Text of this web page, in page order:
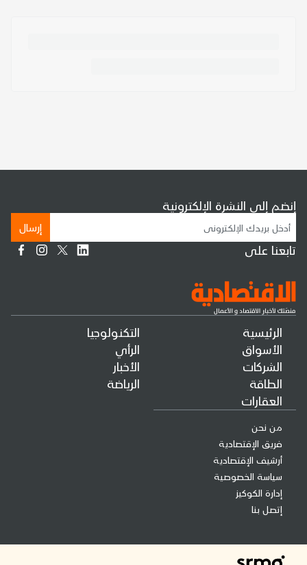
الرئيسية
الأسواق
الشركات
الطاقة
العقارات
التكنولوجيا
الرأي
الأخبار
الرياضة
من نحن
فريق الإقتصادية
أرشيف الإقتصادية
سياسة الخصوصية
إدارة الكوكيز
إتصل بنا
إنضم إلى النشرة الإلكترونية
إرسال
تابعنا على